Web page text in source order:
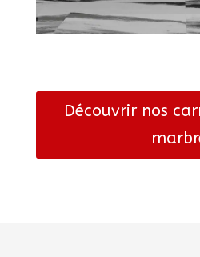
Découvrir nos